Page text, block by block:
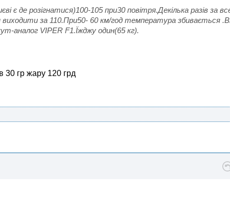
є де розігнатися)100-105 при30 повітря.Декілька разів за
за 110.При50- 60 км/год температура збивається
аналог VIPER F1.Їжджу один(65 кг).
30 гр жару 120 грд